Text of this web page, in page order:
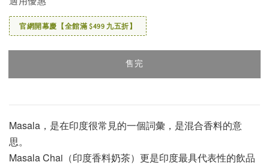
官網開幕慶【全館滿 $499 九五折】
售完
Masala，是在印度很常見的一個詞彙，是混合香料的意
思。
Masala Chai（印度香料奶茶）更是印度最具代表性的飲品